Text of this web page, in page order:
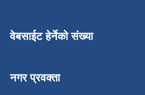
वेबसाईट हेर्नेको संख्या
नगर प्रवक्ता